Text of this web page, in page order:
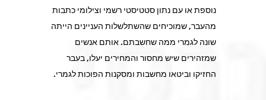
נוספת או עם נתון סטטיסטי רשמי וצילומי כתבות
מהעבר, שמוכיחים שהשתלשלות העניינים הייתה
שונה לגמרי ממה שחשבתם. אותם אנשים
שמזהירים שיש מחסור והמחירים יעלו, בעבר
החזיקו וביטאו מחשבות ומסקנות הפוכות לגמרי.